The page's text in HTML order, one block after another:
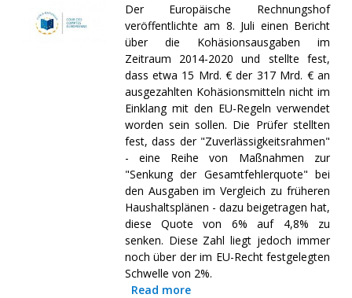
Der Europäische Rechnungshof
veröffentlichte am 8. Juli einen Bericht
über die Kohäsionsausgaben im
Zeitraum 2014-2020 und stellte fest,
dass etwa 15 Mrd. € der 317 Mrd. € an
ausgezahlten Kohäsionsmitteln nicht im
Einklang mit den EU-Regeln verwendet
worden sein sollen. Die Prüfer stellten
fest, dass der "Zuverlässigkeitsrahmen"
- eine Reihe von Maßnahmen zur
"Senkung der Gesamtfehlerquote" bei
den Ausgaben im Vergleich zu früheren
Haushaltsplänen - dazu beigetragen hat,
diese Quote von 6% auf 4,8% zu
senken. Diese Zahl liegt jedoch immer
noch über der im EU-Recht festgelegten
Schwelle von 2%.
Read more